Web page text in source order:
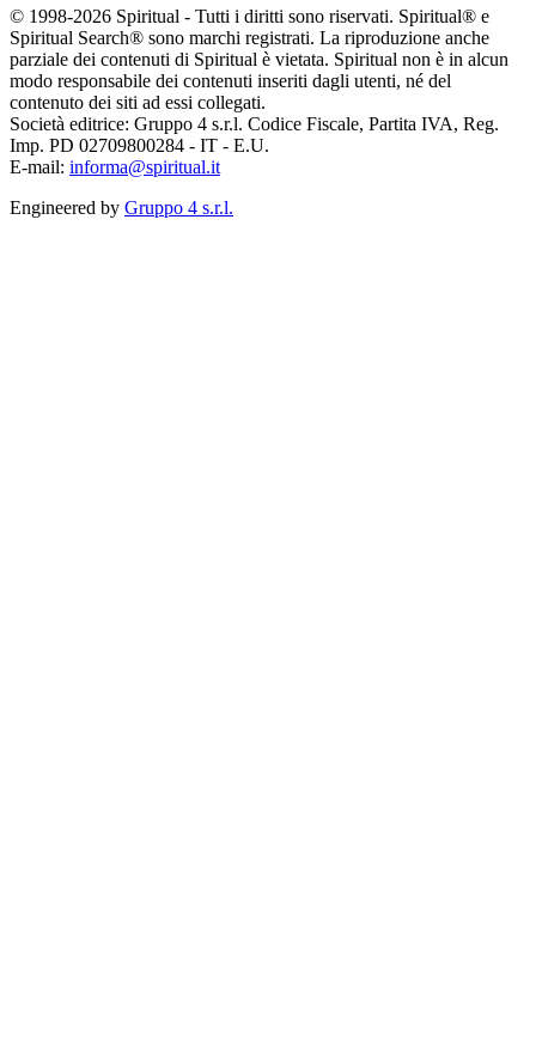
© 1998-2026 Spiritual - Tutti i diritti sono riservati. Spiritual® e
Spiritual Search® sono marchi registrati. La riproduzione anche
parziale dei contenuti di Spiritual è vietata. Spiritual non è in alcun
modo responsabile dei contenuti inseriti dagli utenti, né del
contenuto dei siti ad essi collegati.
Società editrice: Gruppo 4 s.r.l. Codice Fiscale, Partita IVA, Reg.
Imp. PD 02709800284 - IT - E.U.
E-mail: informa@spiritual.it
Engineered by Gruppo 4 s.r.l.